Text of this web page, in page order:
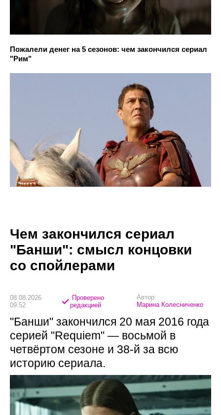
Пожалели денег на 5 сезонов: чем закончился сериал
"Рим"
Чем закончился сериал
"Банши": смысл концовки
со спойлерами
08.08.2026
09:52
Проверено
редакцией
Автор:
Марина Колесниченко
"Банши" закончился 20 мая 2016 года
серией "Requiem" — восьмой в
четвёртом сезоне и 38-й за всю
историю сериала.